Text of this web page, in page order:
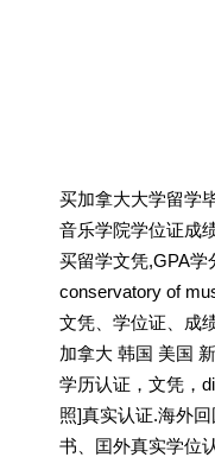
买加拿大大学留学
音乐学院学位证成
买留学文凭,GPA学
conservatory of
文凭、学位证、成
加拿大 韩国 美国
学历认证，文凭，
照]真实认证.海外
书、囯外真实学位